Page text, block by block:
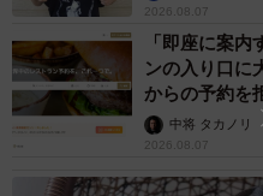
リュームゾーンであった事
を適切な費用と感じている
かがえます。なお、適切な
い」と回答した保護者は
2026.08.07
「即座に案
ンの入り口
からの予約を
中将 タカノリ
2026.08.07